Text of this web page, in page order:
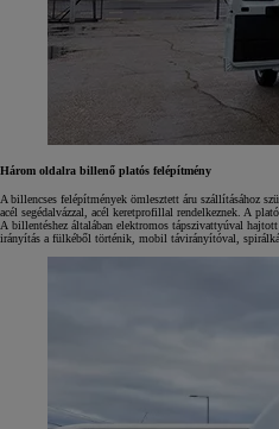
Három oldalra billenő platós felépítmény
A billencses felépítmények ömlesztett áru szállításához
acél segédalvázzal, acél keretprofillal rendelkeznek. A
A billentéshez általában elektromos tápszivattyúval
irányítás a fülkéből történik, mobil távirányítóval,